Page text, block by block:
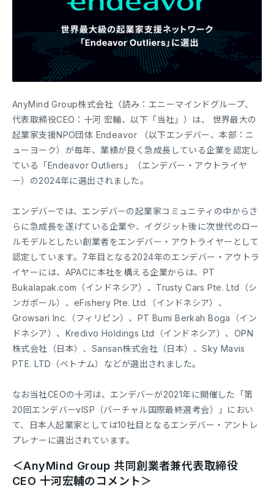
AnyMind Group株式会社（読み：エニーマインドグループ、
代表取締役CEO：十河 宏輔、以下「当社」）は、 世界最大の
起業家支援NPO団体 Endeavor （以下エンデバー、本部：ニ
ューヨーク）が毎年、業績が良く急成長している企業を認定し
ている「Endeavor Outliers」（エンデバー・アウトライヤ
ー）の2024年に選出されました。
エンデバーでは、エンデバーの起業家コミュニティの中からさ
らに急成長を遂げている企業や、イグジット後に次世代のロー
ルモデルとしたい創業者をエンデバー・アウトライヤーとして
認定しています。7年目となる2024年のエンデバー・アウトラ
イヤーには、APACに本社を構える企業からは、PT
Bukalapak.com（インドネシア）、Trusty Cars Pte. Ltd（シ
ンガポール）、eFishery Pte. Ltd.（インドネシア）、
Growsari Inc.（フィリピン）、PT Bumi Berkah Boga（イン
ドネシア）、Kredivo Holdings Ltd（インドネシア）、OPN
株式会社（日本）、Sansan株式会社（日本）、Sky Mavis
PTE. LTD（ベトナム）などが選出されました。
なお当社CEOの十河は、エンデバーが2021年に開催した「第
20回エンデバーvISP（バーチャル国際最終選考会）」におい
て、日本人起業家としては10社目となるエンデバー・アントレ
プレナーに選出されています。
＜AnyMind Group 共同創業者兼代表取締役
CEO 十河宏輔のコメント＞